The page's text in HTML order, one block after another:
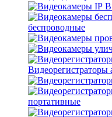
беспроводные
Видеорегистраторы
портативные